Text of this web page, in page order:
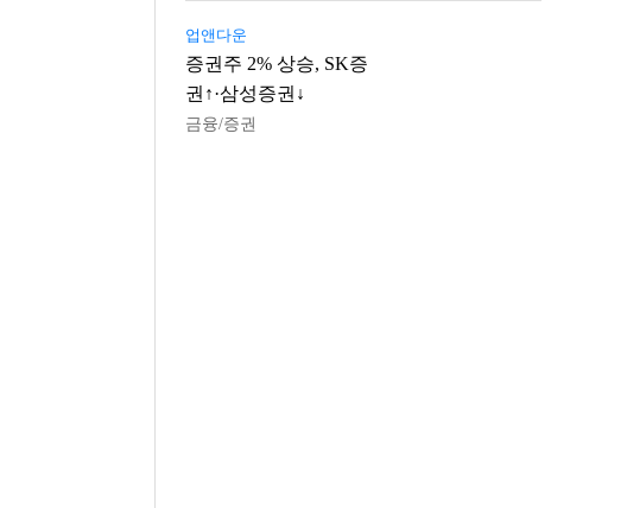
업앤다운
증권주 2% 상승, SK증
권↑·삼성증권↓
금융/증권